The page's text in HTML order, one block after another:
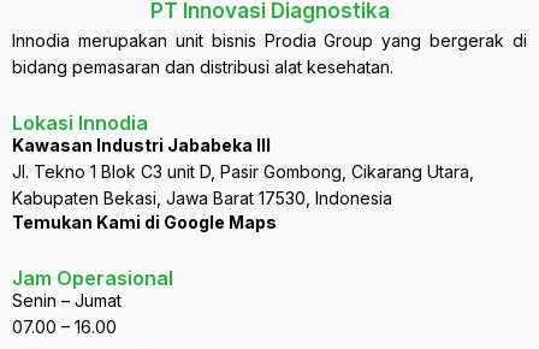
PT Innovasi Diagnostika
Innodia merupakan unit bisnis Prodia Group yang bergerak di
bidang pemasaran dan distribusi alat kesehatan.
Lokasi Innodia
Kawasan Industri Jababeka III
Jl. Tekno 1 Blok C3 unit D, Pasir Gombong, Cikarang Utara,
Kabupaten Bekasi, Jawa Barat 17530, Indonesia
Temukan Kami di Google Maps
Jam Operasional
Senin – Jumat
07.00 – 16.00